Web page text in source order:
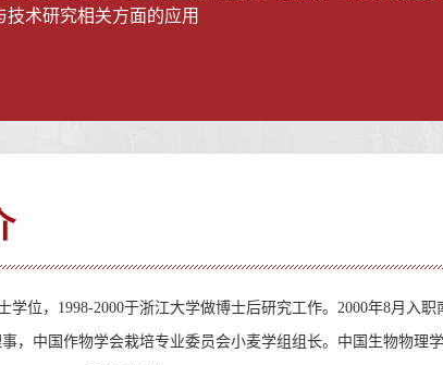
术研究相关方面的应用
学位， 1998-2000于浙江大学做博士后研究工作。 2000年8月入职
，中国作物学会栽培专业委员会小麦学组组长。中国生物物理